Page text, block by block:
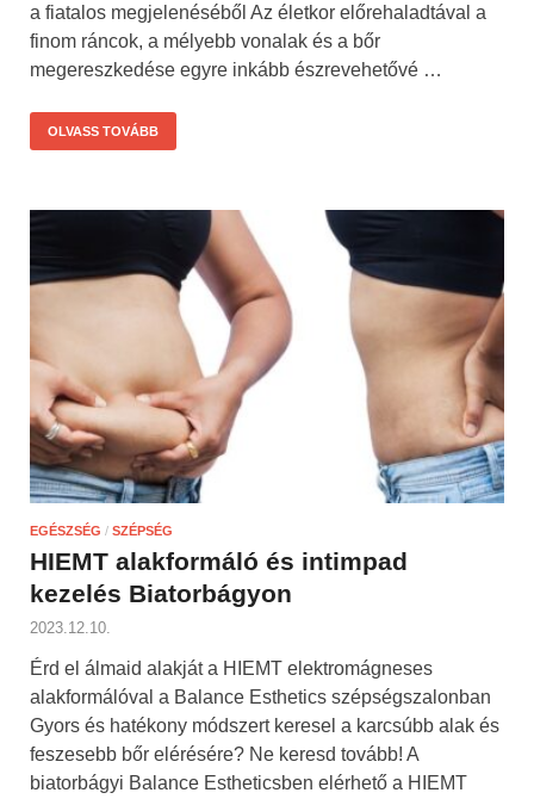
a fiatalos megjelenéséből Az életkor előrehaladtával a
finom ráncok, a mélyebb vonalak és a bőr
megereszkedése egyre inkább észrevehetővé …
OLVASS TOVÁBB
EGÉSZSÉG / SZÉPSÉG
HIEMT alakformáló és intimpad
kezelés Biatorbágyon
2023.12.10.
Érd el álmaid alakját a HIEMT elektromágneses
alakformálóval a Balance Esthetics szépségszalonban
Gyors és hatékony módszert keresel a karcsúbb alak és
feszesebb bőr elérésére? Ne keresd tovább! A
biatorbágyi Balance Estheticsben elérhető a HIEMT